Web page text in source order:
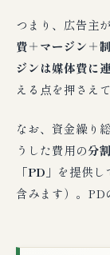
つまり、広告主
費＋マージン＋
ジンは媒体費に
える点を押さえ
なお、資金繰り
うした費用の分
「PD」 を提供し
含みます）。PD